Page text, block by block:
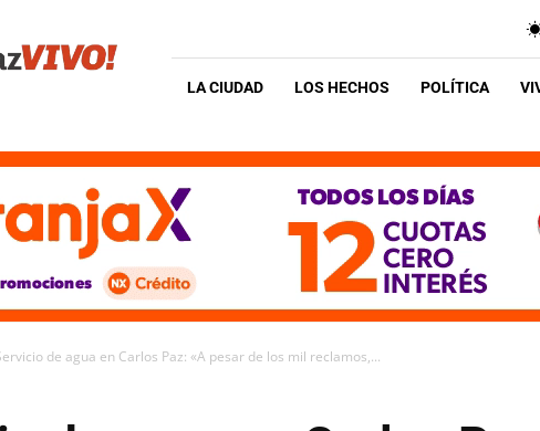
LA CIUDAD LOS HECHOS POLÍTICA
de agua en Carlos Paz: «A pesar de los mil reclamos,...